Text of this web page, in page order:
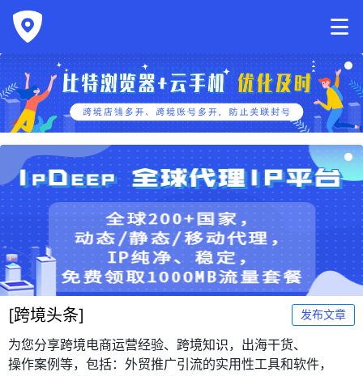
[跨境头条] 发布文章
为您分享跨境电商运营经验、跨境知识，出海干货、
操作案例等，包括：外贸推广引流的实用性工具和软件，